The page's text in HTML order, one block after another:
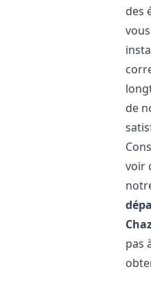
des
de
voir
pas